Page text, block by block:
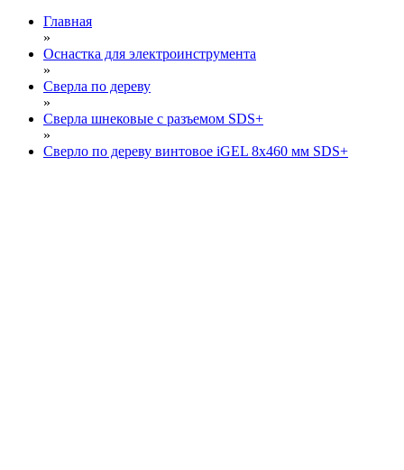
Главная
»
Оснастка для электроинструмента
»
Сверла по дереву
»
Сверла шнековые с разъемом SDS+
»
Сверло по дереву винтовое iGEL 8х460 мм SDS+